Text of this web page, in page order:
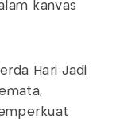
kanvas
Hari Jadi